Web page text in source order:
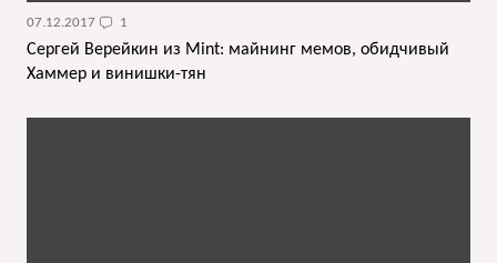
07.12.2017 1
Сергей Верейкин из Mint: майнинг мемов, обидчивый
Хаммер и винишки-тян